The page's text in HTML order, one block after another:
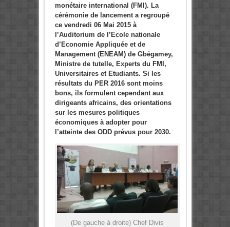
monétaire international (FMI). La
cérémonie de lancement a regroupé
ce vendredi 06 Mai 2015 à
l’Auditorium de l’Ecole nationale
d’Economie Appliquée et de
Management (ENEAM) de Gbégamey,
Ministre de tutelle, Experts du FMI,
Universitaires et Etudiants. Si les
résultats du PER 2016 sont moins
bons, ils formulent cependant aux
dirigeants africains, des orientations
sur les mesures politiques
économiques à adopter pour
l’atteinte des ODD prévus pour 2030.
(De gauche à droite) Chef Divis